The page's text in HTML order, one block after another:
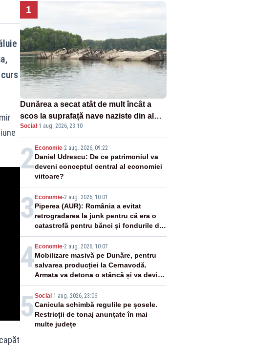
1
Dunărea a secat atât de mult încât a
scos la suprafață nave naziste din al
doilea război mondial
Social ·1 aug. 2026, 23:10
2 Economie-2 aug. 2026, 09:22
Daniel Udrescu: De ce patrimoniul va
deveni conceptul central al economiei
viitoare?
3 Economie-2 aug. 2026, 10:01
Piperea (AUR): România a evitat
retrogradarea la junk pentru că era o
catastrofă pentru bănci și fondurile de
pensii
4 Economie-2 aug. 2026, 10:07
Mobilizare masivă pe Dunăre, pentru
salvarea producției la Cernavodă.
Armata va detona o stâncă și va devia
apa fluviului - IMAGINI AERIENE
5 Social -1 aug. 2026, 23:06
Canicula schimbă regulile pe șosele.
Restricții de tonaj anunțate în mai
multe județe